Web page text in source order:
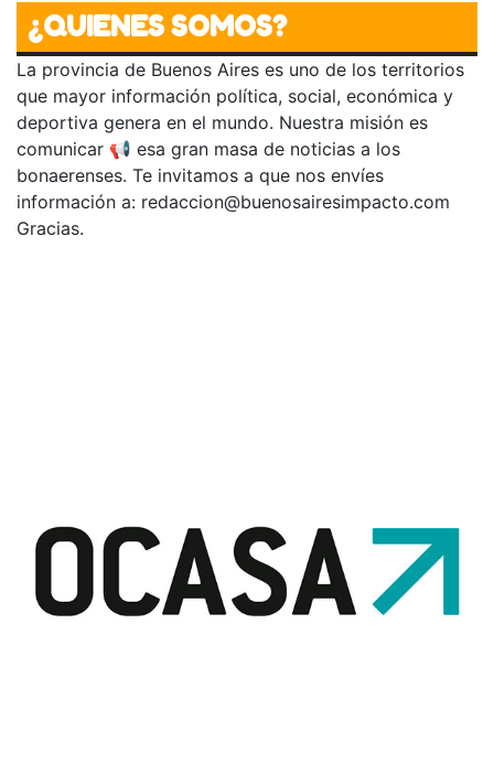
¿QUIENES SOMOS?
La provincia de Buenos Aires es uno de los territorios
que mayor información política, social, económica y
deportiva genera en el mundo. Nuestra misión es
comunicar 📢 esa gran masa de noticias a los
bonaerenses. Te invitamos a que nos envíes
información a: redaccion@buenosairesimpacto.com
Gracias.